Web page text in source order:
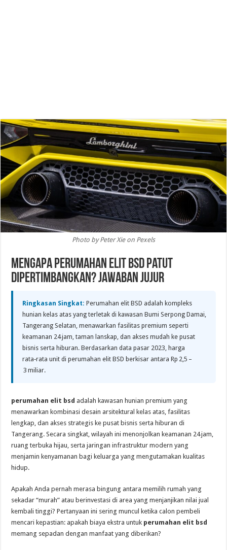
Photo by Peter Xie on Pexels
Mengapa Perumahan Elit BSD Patut
Dipertimbangkan? Jawaban Jujur
Ringkasan Singkat: Perumahan elit BSD adalah kompleks
hunian kelas atas yang terletak di kawasan Bumi Serpong Damai,
Tangerang Selatan, menawarkan fasilitas premium seperti
keamanan 24 jam, taman lanskap, dan akses mudah ke pusat
bisnis serta hiburan. Berdasarkan data pasar 2023, harga
rata‑rata unit di perumahan elit BSD berkisar antara Rp 2,5 –
3 miliar.
perumahan elit bsd adalah kawasan hunian premium yang
menawarkan kombinasi desain arsitektural kelas atas, fasilitas
lengkap, dan akses strategis ke pusat bisnis serta hiburan di
Tangerang. Secara singkat, wilayah ini menonjolkan keamanan 24 jam,
ruang terbuka hijau, serta jaringan infrastruktur modern yang
menjamin kenyamanan bagi keluarga yang mengutamakan kualitas
hidup.
Apakah Anda pernah merasa bingung antara memilih rumah yang
sekadar “murah” atau berinvestasi di area yang menjanjikan nilai jual
kembali tinggi? Pertanyaan ini sering muncul ketika calon pembeli
mencari kepastian: apakah biaya ekstra untuk perumahan elit bsd
memang sepadan dengan manfaat yang diberikan?